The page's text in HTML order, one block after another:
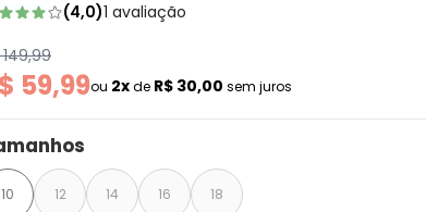
(4,0)1 avaliação
149,99
59,99ou 2xde R$ 30,00 sem juros
10 12 14 16 18